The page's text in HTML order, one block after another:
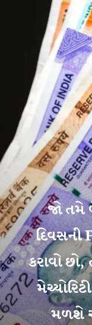
જો તમે
દિવસની
કરાવો
મળશે